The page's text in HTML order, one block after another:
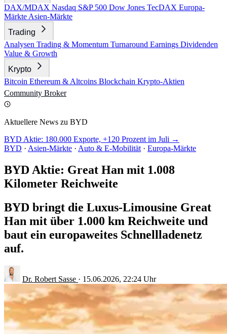
DAX/MDAX Nasdaq S&P 500 Dow Jones TecDAX Europa-
Märkte Asien-Märkte
Trading
Analysen Trading & Momentum Turnaround Earnings Dividenden
Value & Growth
Krypto
Bitcoin Ethereum & Altcoins Blockchain Krypto-Aktien
Community Broker
Aktuellere News zu BYD
BYD Aktie: 180.000 Exporte, +120 Prozent im Juli →
BYD · Asien-Märkte · Auto & E-Mobilität · Europa-Märkte
BYD Aktie: Great Han mit 1.008
Kilometer Reichweite
BYD bringt die Luxus-Limousine Great
Han mit über 1.000 km Reichweite und
baut ein europaweites Schnellladenetz
auf.
Dr. Robert Sasse · 15.06.2026, 22:24 Uhr